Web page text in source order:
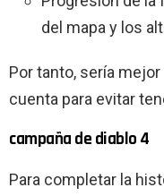
del mapa y los
Por tanto, sería
cuenta para evitar
campaña de diablo 4
Para completar la